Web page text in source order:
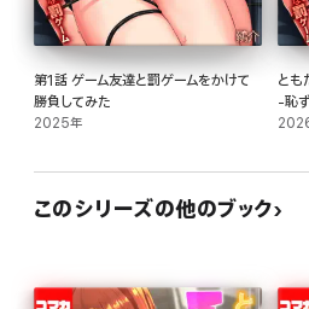
第1話 ゲーム友達と罰ゲームをかけて
勝負してみた
2025年
とも
-恥
ちな
このシリーズの他のブック